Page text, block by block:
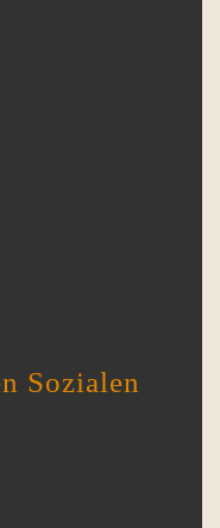
Sozialen